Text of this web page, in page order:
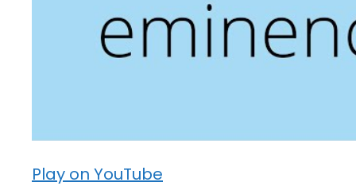
Play on YouTube